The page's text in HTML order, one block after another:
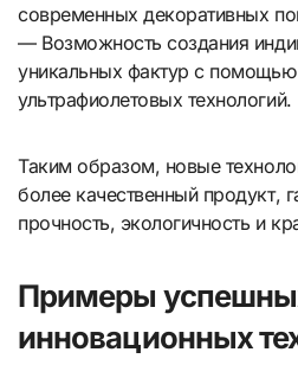
современных декоративных
— Возможность создания
уникальных фактур с
ультрафиолетовых технологий.
Таким образом, новые
более качественный продукт,
прочность, экологичность и
Примеры
инновационных